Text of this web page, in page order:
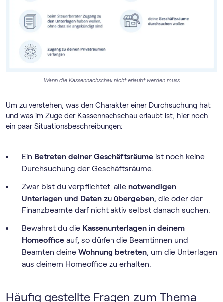
Wann die Kassennachschau nicht erlaubt werden muss
Um zu verstehen, was den Charakter einer Durchsuchung hat
und was im Zuge der Kassennachschau erlaubt ist, hier noch
ein paar Situationsbeschreibungen:
Ein Betreten deiner Geschäftsräume ist noch keine
Durchsuchung der Geschäftsräume.
Zwar bist du verpflichtet, alle notwendigen
Unterlagen und Daten zu übergeben, die oder der
Finanzbeamte darf nicht aktiv selbst danach suchen.
Bewahrst du die Kassenunterlagen in deinem
Homeoffice auf, so dürfen die Beamtinnen und
Beamten deine Wohnung betreten, um die Unterlagen
aus deinem Homeoffice zu erhalten.
Häufig gestellte Fragen zum Thema